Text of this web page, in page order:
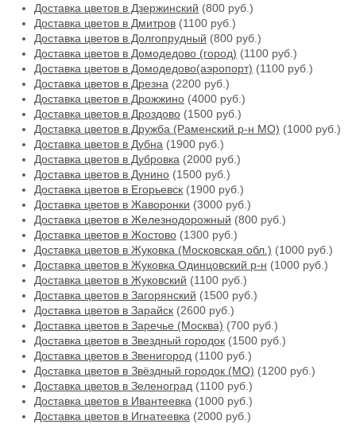
Доставка цветов в Дзержинский (800 руб.)
Доставка цветов в Дмитров (1100 руб.)
Доставка цветов в Долгопрудный (800 руб.)
Доставка цветов в Домодедово (город) (1100 руб.)
Доставка цветов в Домодедово(аэропорт) (1100 руб.)
Доставка цветов в Дрезна (2200 руб.)
Доставка цветов в Дрожжино (4000 руб.)
Доставка цветов в Дроздово (1500 руб.)
Доставка цветов в Дружба (Раменский р-н МО) (1000 руб.)
Доставка цветов в Дубна (1900 руб.)
Доставка цветов в Дубровка (2000 руб.)
Доставка цветов в Дунино (1500 руб.)
Доставка цветов в Егорьевск (1900 руб.)
Доставка цветов в Жаворонки (3000 руб.)
Доставка цветов в Железнодорожный (800 руб.)
Доставка цветов в Жостово (1300 руб.)
Доставка цветов в Жуковка (Московская обл.) (1000 руб.)
Доставка цветов в Жуковка Одинцовский р-н (1000 руб.)
Доставка цветов в Жуковский (1100 руб.)
Доставка цветов в Загорянский (1500 руб.)
Доставка цветов в Зарайск (2600 руб.)
Доставка цветов в Заречье (Москва) (700 руб.)
Доставка цветов в Звездный городок (1500 руб.)
Доставка цветов в Звенигород (1100 руб.)
Доставка цветов в Звёздный городок (МО) (1200 руб.)
Доставка цветов в Зеленоград (1100 руб.)
Доставка цветов в Ивантеевка (1000 руб.)
Доставка цветов в Игнатеевка (2000 руб.)